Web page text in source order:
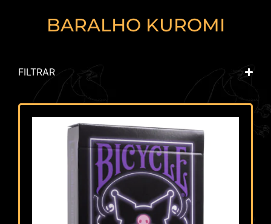
BARALHO KUROMI
FILTRAR